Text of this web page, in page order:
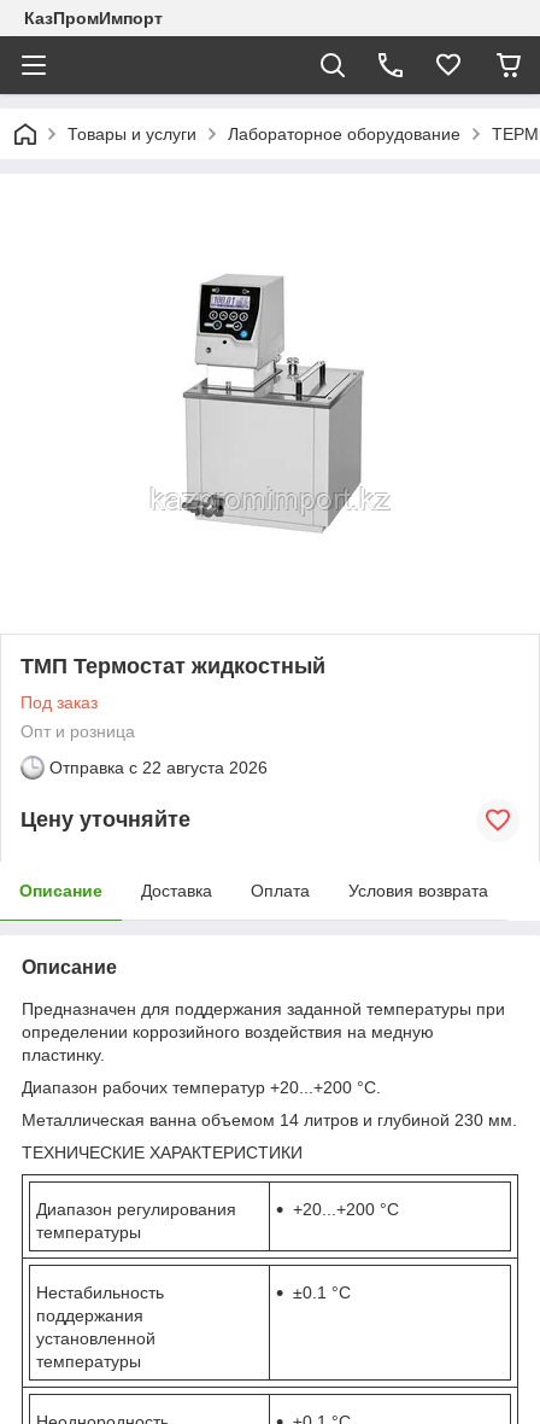
КазПромИмпорт
Товары и услуги Лабораторное оборудование
ТМП Термостат жидкостный
Под заказ
Опт и розница
Отправка с 22 августа 2026
Цену уточняйте
Описание Доставка Оплата Условия возврата
Описание
Предназначен для поддержания заданной температуры при
определении коррозийного воздействия на медную
пластинку.
Диапазон рабочих температур +20...+200 °С.
Металлическая ванна объемом 14 литров и глубиной 230 мм.
ТЕХНИЧЕСКИЕ ХАРАКТЕРИСТИКИ
Диапазон регулирования
температуры
+20...+200 °С
Нестабильность
поддержания
установленной
температуры
±0.1 °С